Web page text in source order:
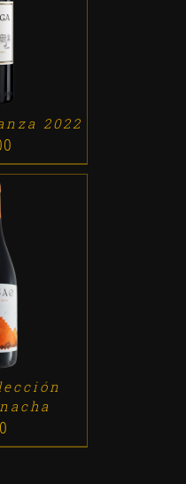
2022
DETALLES